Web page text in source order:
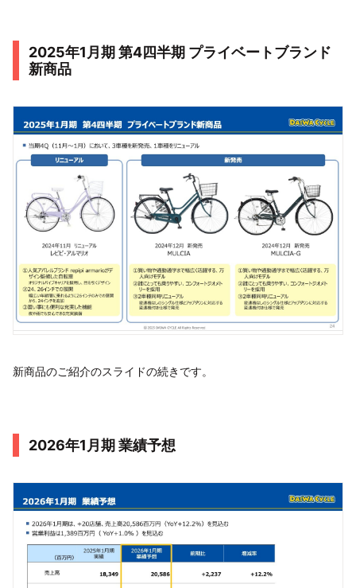
2025年1月期 第4四半期 プライベートブランド
新商品
新商品のご紹介のスライドの続きです。
2026年1月期 業績予想